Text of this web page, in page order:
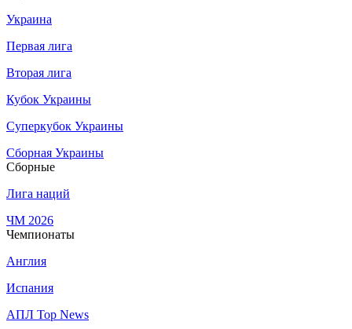
Украина
Первая лига
Вторая лига
Кубок Украины
Суперкубок Украины
Сборная Украины
Сборные
Лига наций
ЧМ 2026
Чемпионаты
Англия
Испания
АПЛ Top News